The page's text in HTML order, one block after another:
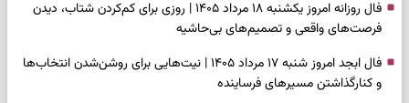
فال روزانه امروز یکشنبه ۱۸ مرداد ۱۴۰۵ | روزی برای کم‌کردن شتاب، دیدن
فرصت‌های واقعی و تصمیم‌های بی‌حاشیه
فال ابجد امروز شنبه ۱۷ مرداد ۱۴۰۵ | نیت‌هایی برای روشن‌شدن انتخاب‌ها
و کنارگذاشتن مسیرهای فرساینده